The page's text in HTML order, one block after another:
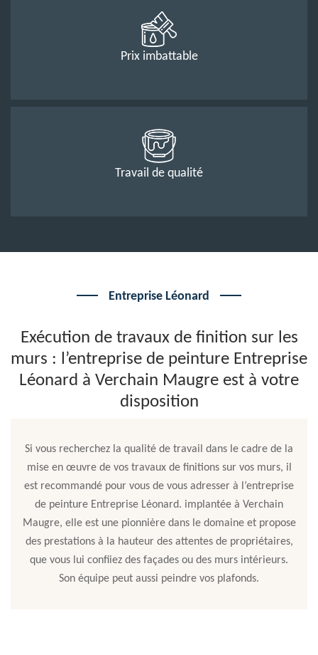
Prix imbattable
Travail de qualité
Entreprise Léonard
Exécution de travaux de finition sur les
murs : l’entreprise de peinture Entreprise
Léonard à Verchain Maugre est à votre
disposition
Si vous recherchez la qualité de travail dans le cadre de la
mise en œuvre de vos travaux de finitions sur vos murs, il
est recommandé pour vous de vous adresser à l’entreprise
de peinture Entreprise Léonard. implantée à Verchain
Maugre, elle est une pionnière dans le domaine et propose
des prestations à la hauteur des attentes de propriétaires,
que vous lui confiiez des façades ou des murs intérieurs.
Son équipe peut aussi peindre vos plafonds.